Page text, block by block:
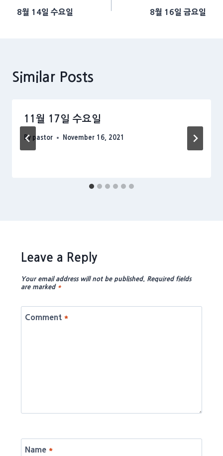
navigation
8월 14일 수요일 8월 16일 금요일
Similar Posts
11월 17일 수요일
By pastor November 16, 2021
Leave a Reply
Your email address will not be published. Required fields
are marked *
Comment *
Name *